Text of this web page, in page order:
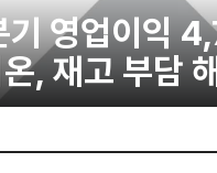
기 영업이익
, 재고 부담
기